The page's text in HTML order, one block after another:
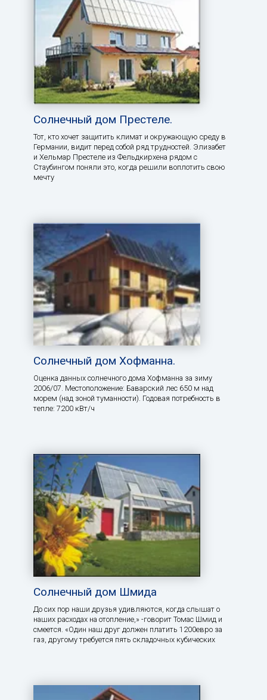
Солнечный дом Престеле.
Тот, кто хочет защитить климат и окружающую среду в
Германии, видит перед собой ряд трудностей. Элизабет
и Хельмар Престеле из Фельдкирхена рядом с
Стаубингом поняли это, когда решили воплотить свою
мечту
Солнечный дом Хофманна.
Оценка данных солнечного дома Хофманна за зиму
2006/07. Местоположение: Баварский лес 650 м над
морем (над зоной туманности). Годовая потребность в
тепле: 7200 кВт/ч
Солнечный дом Шмида
До сих пор наши друзья удивляются, когда слышат о
наших расходах на отопление,» -говорит Томас Шмид и
смеется. «Один наш друг должен платить 1200евро за
газ, другому требуется пять складочных кубических